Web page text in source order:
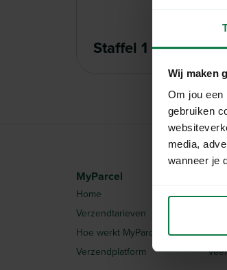
Wij maken
Om jou een
gebruiken
media,
wanneer je
Staffel 1
MyParcel
Home
Verzendtarieven
Hoe werkt MyParcel?
Verzendplatform